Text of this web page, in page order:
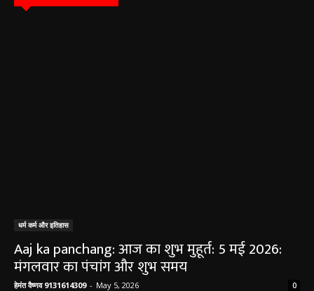
धर्म कर्म और इतिहास
Aaj ka panchang: आज का शुभ मुहूर्त: 5 मई 2026:
मंगलवार का पंचांग और शुभ समय
हेमंत वैष्णव 9131614309 - May 5, 2026 0